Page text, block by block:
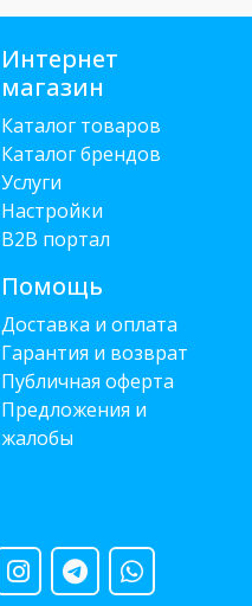
Интернет
магазин
Каталог товаров
Каталог брендов
Услуги
Настройки
B2B портал
Помощь
Доставка и оплата
Гарантия и возврат
Публичная оферта
Предложения и
жалобы